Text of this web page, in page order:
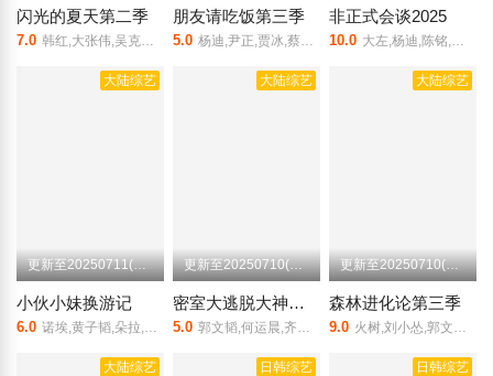
闪光的夏天第二季
7.0 韩红,大张伟,吴克群,巴邓顿珠,黄誉博,简单对话乐队,罗景文,李允儿,姚琛,喻言,曾比特,钟懿,周震南
朋友请吃饭第三季
5.0 杨迪,尹正,贾冰,蔡明,代露娃,付辛博,刘端端
非正式会谈2025
10.0 大左,杨迪,陈铭,陈超,功必扬,华波波,萨沙,钟逸伦,一之濑飞鸟,发币,阿雷,艾哈迈德·穆罕默德·贾比尔·阿尔卡索姆,戴庐可
大陆综艺
更新至20250711(超前营业)
小伙小妹换游记
6.0 诺埃,黄子韬,朵拉,徐艺洋
大陆综艺
更新至20250710(会员Plus版)
密室大逃脱大神版第7季
5.0 郭文韬,何运晨,齐思钧,曹恩齐,火树,吴泽林
大陆综艺
更新至20250710(第5期上)
森林进化论第三季
9.0 火树,刘小怂,郭文韬,何运晨,罗予彤,王初灵,曹恩齐,李晋晔,石明鑫,张颜齐,吴泽林,陈煦恒,林可雯,李佑川,曲靖,庄宇光
大陆综艺 日韩综艺 日韩综艺